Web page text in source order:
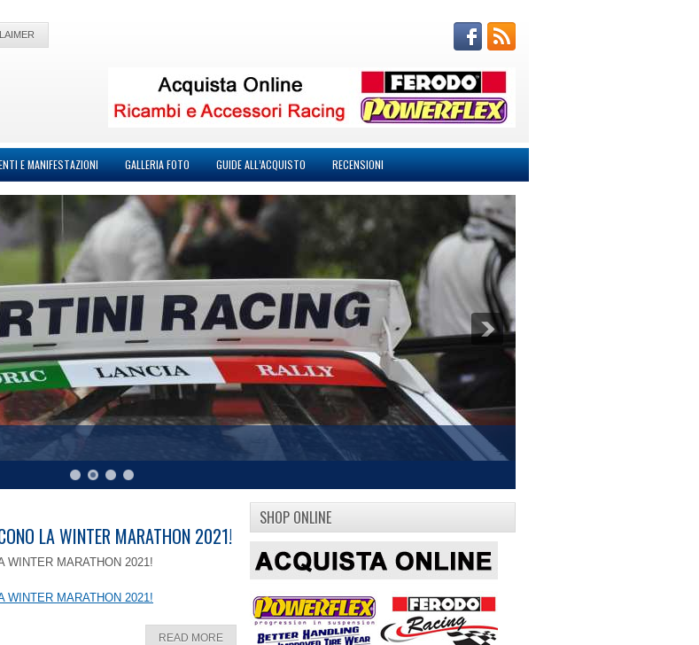
E MANIFESTAZIONI GALLERIA FOTO GUIDE ALL’ACQUISTO RECENSIONI
LA WINTER MARATHON 2021!
WINTER MARATHON 2021!
WINTER MARATHON 2021!
READ MORE
SHOP ONLINE